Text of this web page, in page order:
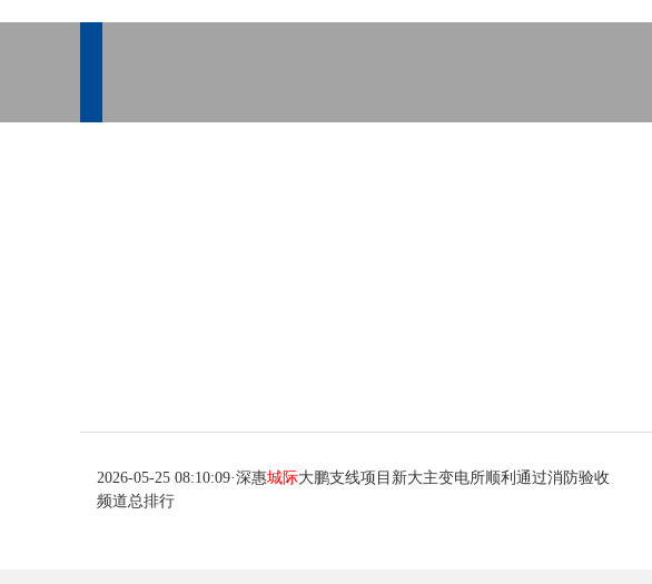
2026-05-25 08:10:09·深惠城际大鹏支线项目新大主变电所顺利通过消防验收
频道总排行